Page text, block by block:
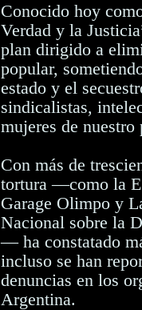
Conocido hoy
Verdad y la
plan dirigido a
popular,
estado y el
sindicalistas,
mujeres de nuestro
Con más de
tortura —como la
Garage Olimpo y
Nacional sobre la
— ha constatado
incluso se han
denuncias en los
Argentina.